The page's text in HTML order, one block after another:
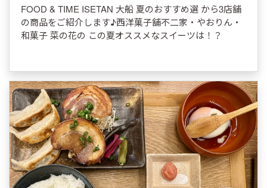
FOOD & TIME ISETAN 大船 夏のおすすめ選 から3店舗
の商品をご紹介します♪西洋菓子舗不二家・やおりん・
和菓子 菜の花の この夏オススメなスイーツは！？